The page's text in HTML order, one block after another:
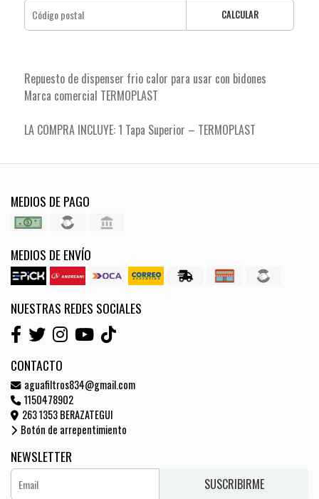
CALCULAR
Repuesto de dispenser frio calor para usar con bidones
Marca comercial TERMOPLAST
LA COMPRA INCLUYE: 1 Tapa Superior – TERMOPLAST
MEDIOS DE PAGO
MEDIOS DE ENVÍO
NUESTRAS REDES SOCIALES
CONTACTO
aguafiltros834@gmail.com
1150478902
263 1353 BERAZATEGUI
Botón de arrepentimiento
NEWSLETTER
SUSCRIBIRME